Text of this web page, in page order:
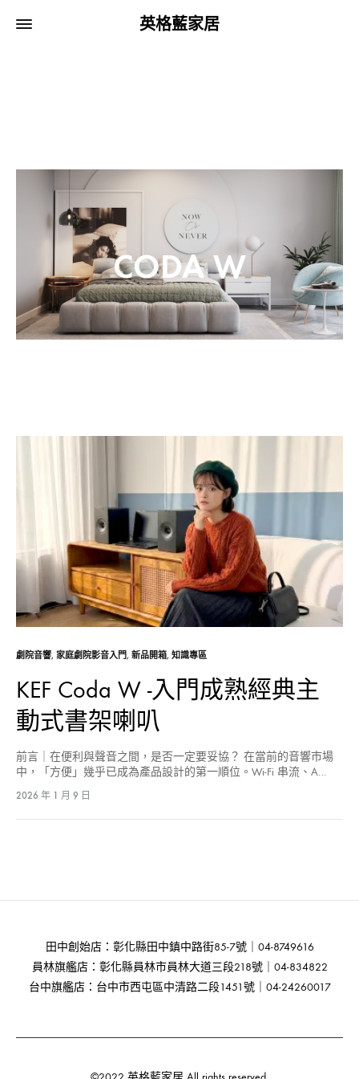
英格藍家居
CODA W
劇院音響, 家庭劇院影音入門, 新品開箱, 知識專區
KEF Coda W -入門成熟經典主
動式書架喇叭
前言｜在便利與聲音之間，是否一定要妥協？ 在當前的音響市場
中，「方便」幾乎已成為產品設計的第一順位。Wi-Fi 串流、A…
2026 年 1 月 9 日
田中創始店：彰化縣田中鎮中路街85-7號｜04-8749616
員林旗艦店：彰化縣員林市員林大道三段218號｜04-834822
台中旗艦店：台中市西屯區中清路二段1451號｜04-24260017